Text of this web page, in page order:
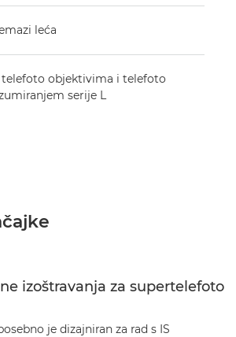
leća
objektivima i telefoto
serije L
izoštravanja za supertelefoto
je dizajniran za rad s IS